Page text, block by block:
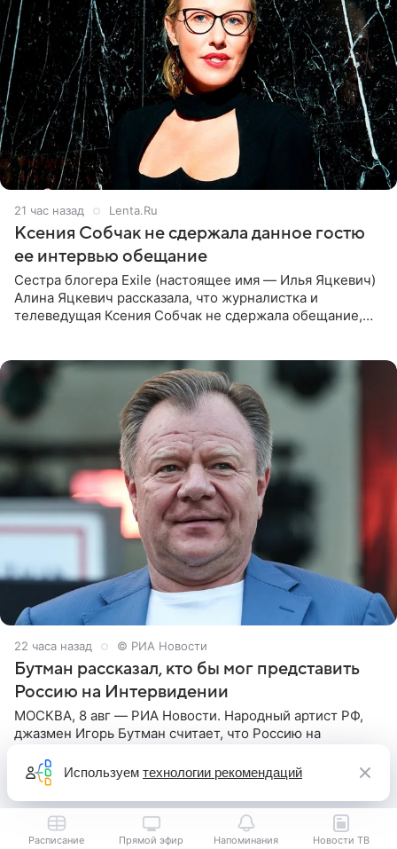
21 час назад Lenta.Ru
Ксения Собчак не сдержала данное гостю
ее интервью обещание
Сестра блогера Exile (настоящее имя — Илья Яцкевич)
Алина Яцкевич рассказала, что журналистка и
телеведущая Ксения Собчак не сдержала обещание,
22 часа назад © РИА Новости
Бутман рассказал, кто бы мог представить
Россию на Интервидении
МОСКВА, 8 авг — РИА Новости. Народный артист РФ,
джазмен Игорь Бутман считает, что Россию на
«Интервидение» могла бы представить молодая певица
Варвара Убель, так
Расписание Прямой эфир Напоминания Новости ТВ
Используем технологии рекомендаций